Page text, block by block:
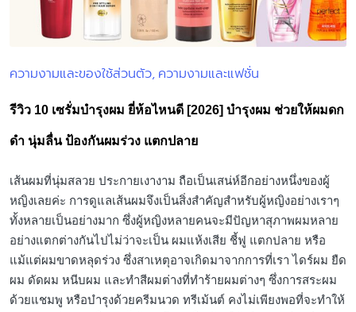
Posted
ความงามและของใช้ส่วนตัว ความงามและแฟชั่น
รีวิว 10 เซรั่มบํารุงผม ยี่ห้อไหนดี [2026] บำรุงผม ช่วยให้ผมดก
ดำ นุ่มลื่น ป้องกันผมร่วง แตกปลาย
เส้นผมที่นุ่มสลวย ประกายเงางาม ถือเป็นเสน่ห์อีกอย่างหนึ่งของผู้
หญิงเลยค่ะ การดูแลเส้นผมจึงเป็นสิ่งสำคัญสำหรับผู้หญิงอย่างเราๆ
ทั้งหลายเป็นอย่างมาก ซึ่งผู้หญิงหลายคนจะมีปัญหาสุภาพผมหลาย
อย่างแตกต่างกันไปไม่ว่าจะเป็น ผมแห้งเสีย ชี้ฟู แตกปลาย หรือ
แม้แต่ผมขาดหลุดร่วง ซึ่งสาเหตุอาจเกิดมาจากการที่เรา ไดร์ผม ยืด
ผม ดัดผม หนีบผม และทำสีผมต่างที่ทำร้ายผมต่างๆ ซึ่งการสระผม
ด้วยแชมพู หรือบำรุงด้วยครีมนวด ทรีเม้นต์ คงไม่เพียงพอที่จะทำให้